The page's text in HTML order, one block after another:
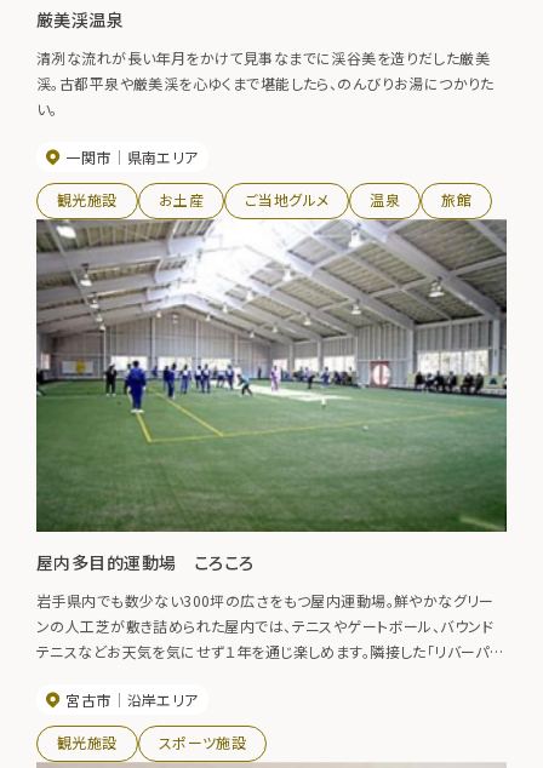
厳美渓温泉
清冽な流れが長い年月をかけて見事なまでに渓谷美を造りだした厳美
渓。古都平泉や厳美渓を心ゆくまで堪能したら、のんびりお湯につかりた
い。
一関市 県南エリア
観光施設 お土産 ご当地グルメ 温泉 旅館
屋内多目的運動場 ころころ
岩手県内でも数少ない300坪の広さをもつ屋内運動場。鮮やかなグリー
ンの人工芝が敷き詰められた屋内では、テニスやゲートボール、バウンド
テニスなどお天気を気にせず１年を通じ楽しめます。隣接した「リバーパー
などもありキャンプや宿泊と組み合わせて利用するのもお勧めです。施設
全面使用：３時間以内5,400円、５時間以内7,560円
宮古市 沿岸エリア
観光施設 スポーツ施設